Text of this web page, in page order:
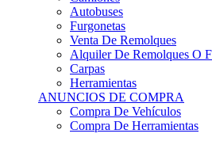
Autobuses
Furgonetas
Venta De Remolques
Alquiler De Remolques O
Carpas
Herramientas
ANUNCIOS DE COMPRA
Compra De Vehículos
Compra De Herramientas